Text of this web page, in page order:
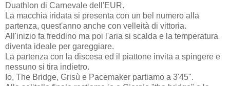
Duathlon di Carnevale dell'EUR.
La macchia iridata si presenta con un bel numero alla
partenza, quest'anno anche con velleità di vittoria.
All'inizio fa freddino ma poi l'aria si scalda e la temperatura
diventa ideale per gareggiare.
La partenza con la discesa ed il piattone invita a spingere e
nessuno si tira indietro.
Io, The Bridge, Grisù e Pacemaker partiamo a 3'45".